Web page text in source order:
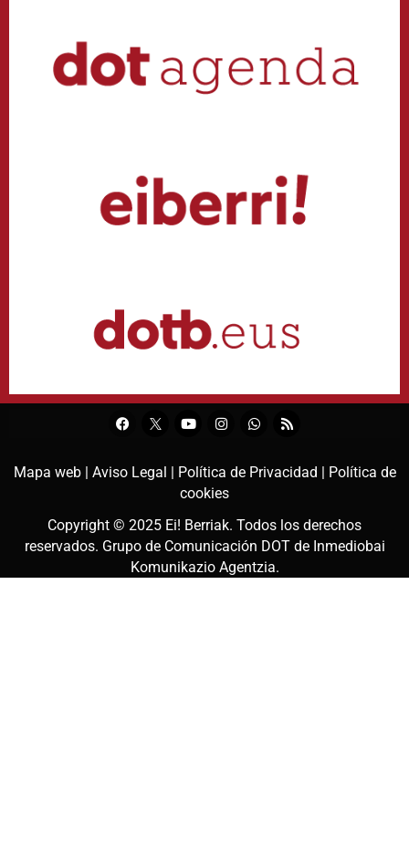
Mapa web | Aviso Legal | Política de Privacidad |
Política de
cookies
Copyright © 2025 Ei! Berriak. Todos los derechos
reservados. Grupo de Comunicación DOT de Inmediobai
Komunikazio Agentzia.